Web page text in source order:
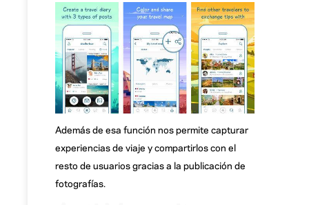
Además de esa función nos permite capturar
experiencias de viaje y compartirlos con el
resto de usuarios gracias a la publicación de
fotografías.